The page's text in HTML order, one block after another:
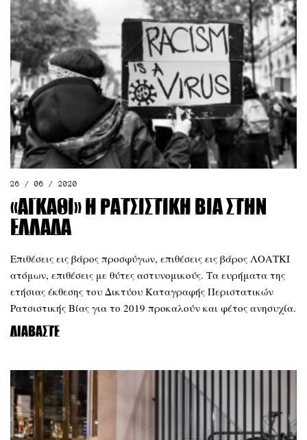
26 / 06 / 2020
«Αγκάθι» η ρατσιστική βία στην
Ελλάδα
Επιθέσεις εις βάρος προσφύγων, επιθέσεις εις βάρος ΛΟΑΤΚΙ
ατόμων, επιθέσεις με θύτες αστυνομικούς. Τα ευρήματα της
ετήσιας έκθεσης του Δικτύου Καταγραφής Περιστατικών
Ρατσιστικής Βίας για το 2019 προκαλούν και φέτος ανησυχία.
Διαβάστε